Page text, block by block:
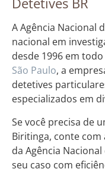
A Agência Nacional
nacional em
desde 1996 em
São Paulo, a
detetives
especializados em
Se você precisa de
Biritinga, conte
da Agência
seu caso com